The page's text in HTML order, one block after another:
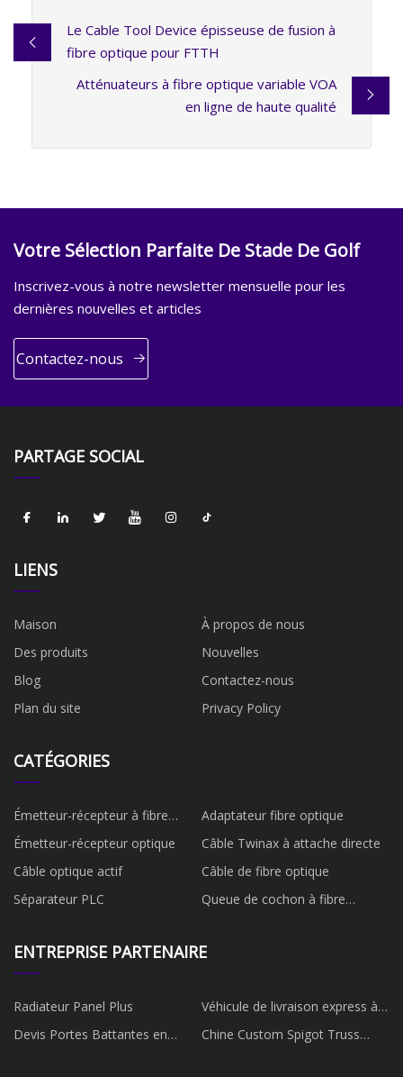
Le Cable Tool Device épisseuse de fusion à
fibre optique pour FTTH
Atténuateurs à fibre optique variable VOA
en ligne de haute qualité
Votre Sélection Parfaite De Stade De Golf
Inscrivez-vous à notre newsletter mensuelle pour les
dernières nouvelles et articles
Contactez-nous
PARTAGE SOCIAL
LIENS
Maison
À propos de nous
Des produits
Nouvelles
Blog
Contactez-nous
Plan du site
Privacy Policy
CATÉGORIES
Émetteur-récepteur à fibre
optique
Adaptateur fibre optique
Émetteur-récepteur optique
Câble Twinax à attache directe
Câble optique actif
Câble de fibre optique
Séparateur PLC
Queue de cochon à fibre
ENTREPRISE PARTENAIRE
Radiateur Panel Plus
Véhicule de livraison express à
vendre
Devis Portes Battantes en
Chine Custom Spigot Truss